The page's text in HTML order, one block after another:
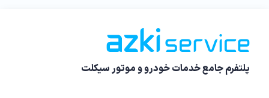
پلتفرم جامع خدمات خودرو و موتور سیکلت